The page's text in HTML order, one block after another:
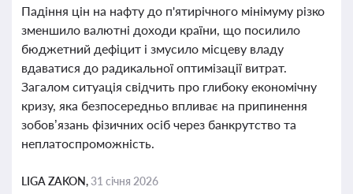
Падіння цін на нафту до п'ятирічного мінімуму різко
зменшило валютні доходи країни, що посилило
бюджетний дефіцит і змусило місцеву владу
вдаватися до радикальної оптимізації витрат.
Загалом ситуація свідчить про глибоку економічну
кризу, яка безпосередньо впливає на припинення
зобов’язань фізичних осіб через банкрутство та
неплатоспроможність.
LIGA ZAKON,31 січня 2026